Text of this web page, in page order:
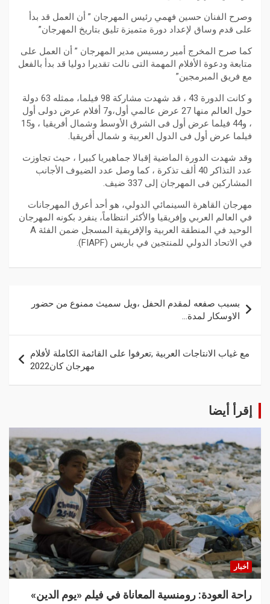
وصرح الفنان حسين فهمي رئيس المهرجان ” أن العمل قد بدأ
على قدم وساق لإعداد دورة متميزة تليق بتاريخ المهرجان”
كما صرح المخرج أمير رمسيس مدير المهرجان ” أن العمل على
متابعة ودعوة الأفلام المهمة التى نالت تقديرا دوليا قد بدأ بالفعل
مع فريق المبرمجين”
و كانت الدورة 43 ، قد شهدت مشاركة 98 فيلما، ممثله 63 دولة
حول العالم منها 27 عرض عالمي أول،و7 أفلام عرض دولى أول
، و44 فيلما عرض أول فى الشرق الأوسط وشمال أفريقيا ، و15
فيلما عرض أول فى الدول العربية و شمال أفريقيا.
وقد شهدت الدورة الماضية إقبالا جماهيريا كبيرا ، حيث تجاوزت
عدد التذاكر 40 ألف تذكرة ، كما وصل عدد الضيوف الأجانب
المشاركين فى المهرجان إلى 337 ضيف.
مهرجان القاهرة السينمائي الدولي، هو أحد أعرق المهرجانات
في العالم العربي وإفريقيا والأكثر انتظاماً، ينفرد بكونه المهرجان
الوحيد في المنطقة العربية والإفريقية المسجل ضمن الفئة A
في الاتحاد الدولي للمنتجين في باريس (FIAPF).
بسبب صفعه لمقدم الحفل ،ويل سميث ممنوع من حضور
الاوسكار لمدة…
مع غياب الانتاجات العربية ,تعرفوا على القائمة الكاملة لأفلام
مهرجان كان2022
إقرأ أيضا
أخبار
راحة العودة: رومنسية المعاناة في فيلم «يوم الدين»